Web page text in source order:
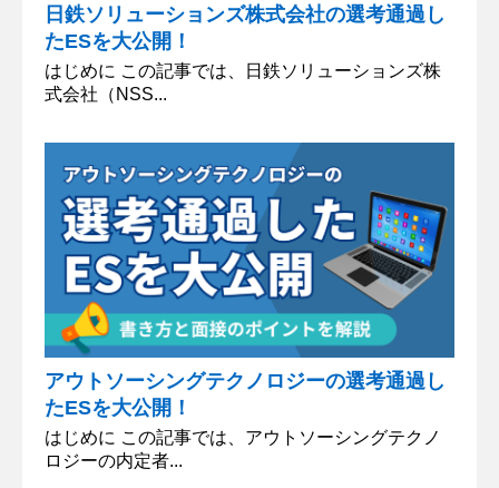
日鉄ソリューションズ株式会社の選考通過し
たESを大公開！
はじめに この記事では、日鉄ソリューションズ株
式会社（NSS...
アウトソーシングテクノロジーの選考通過し
たESを大公開！
はじめに この記事では、アウトソーシングテクノ
ロジーの内定者...